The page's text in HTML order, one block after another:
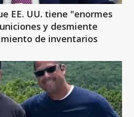
y desmiente
de inventarios